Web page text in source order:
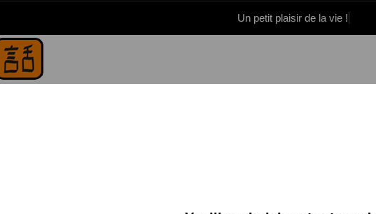
Un petit plaisir de la vie !